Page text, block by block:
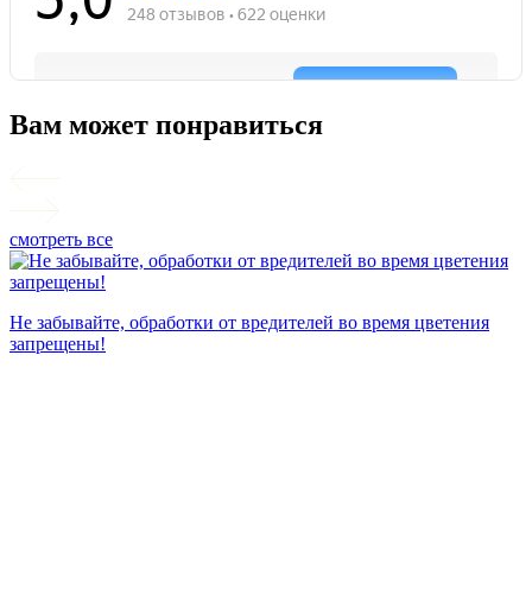
Вам может понравиться
смотреть все
Не забывайте, обработки от вредителей во время цветения
запрещены!